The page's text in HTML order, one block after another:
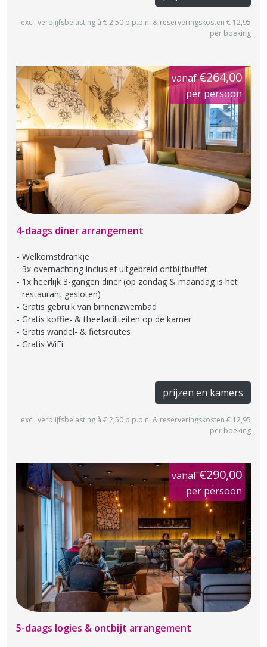
excl. verblijfsbelasting à € 2,50 p.p.p.n. & reserveringskosten € 12,95
per boeking
vanaf€264,00
per persoon
4-daags diner arrangement
Welkomstdrankje
3x overnachting inclusief uitgebreid ontbijtbuffet
1x heerlijk 3-gangen diner (op zondag & maandag is het
restaurant gesloten)
Gratis gebruik van binnenzwembad
Gratis koffie- & theefaciliteiten op de kamer
Gratis wandel- & fietsroutes
Gratis WiFi
prijzen en kamers
excl. verblijfsbelasting à € 2,50 p.p.p.n. & reserveringskosten € 12,95
per boeking
vanaf€290,00
per persoon
5-daags logies & ontbijt arrangement